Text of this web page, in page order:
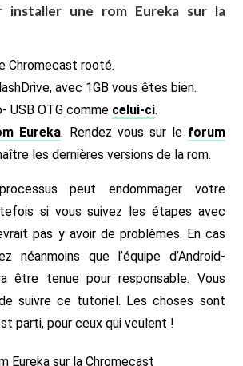
installer une rom Eureka sur la
Chromecast rooté.
avec 1GB vous êtes bien.
USB OTG comme celui-ci.
Eureka. Rendez vous sur le forum
les dernières versions de la rom.
peut endommager votre
si vous suivez les étapes avec
pas y avoir de problèmes. En cas
néanmoins que l’équipe d’Android-
être tenue pour responsable. Vous
suivre ce tutoriel. Les choses sont
parti, pour ceux qui veulent !